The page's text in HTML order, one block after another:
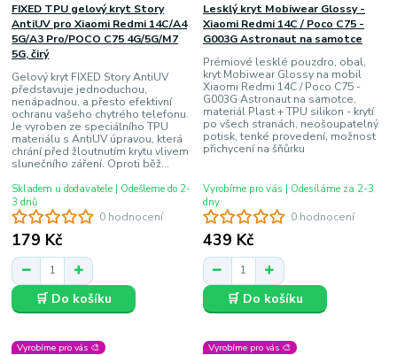
0 hodnocení
FIXED TPU gelový kryt Story
AntiUV pro Xiaomi Redmi 14C/A4
5G/A3 Pro/POCO C75 4G/5G/M7
5G, čirý
Gelový kryt FIXED Story AntiUV
představuje jednoduchou,
nenápadnou, a přesto efektivní
ochranu vašeho chytrého telefonu.
Je vyroben ze speciálního TPU
materiálu s AntiUV úpravou, která
chrání před žloutnutím krytu vlivem
slunečního záření. Oproti běž...
179 Kč
Skladem u dodavatele | Odešleme do 2-
3 dnů
🛒 Do košíku
0 hodnocení
Lesklý kryt Mobiwear Glossy -
Xiaomi Redmi 14C / Poco C75 -
G003G Astronaut na samotce
Prémiové lesklé pouzdro, obal,
kryt Mobiwear Glossy na mobil
Xiaomi Redmi 14C / Poco C75 -
G003G Astronaut na samotce,
materiál Plast + TPU silikon - krytí
po všech stranách, neošoupatelný
potisk, tenké provedení, možnost
přichycení na šňůrku
439 Kč
Vyrobíme pro vás | Odesíláme za 2-3
dny
🛒 Do košíku
Vyrobíme pro vás 🎨 Vyrobíme pro vás 🎨